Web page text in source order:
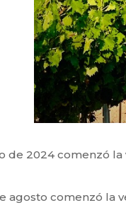
de 2024 comenzó la
agosto comenzó la